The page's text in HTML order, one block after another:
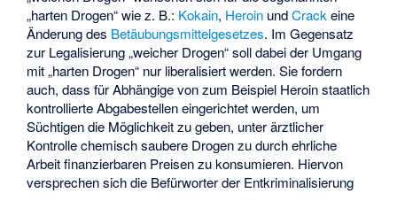
„harten Drogen“ wie z. B.: Kokain, Heroin undCrackeine
Änderung des Betäubungsmittelgesetzes. Im Gegensatz
zur Legalisierung „weicher Drogen“ soll dabei der Umgang
mit „harten Drogen“ nur liberalisiert werden. Sie fordern
auch, dass für Abhängige von zum Beispiel Heroin staatlich
kontrollierte Abgabestellen eingerichtet werden, um
Süchtigen die Möglichkeit zu geben, unter ärztlicher
Kontrolle chemisch saubere Drogen zu durch ehrliche
Arbeit finanzierbaren Preisen zu konsumieren. Hiervon
versprechen sich die Befürworter der Entkriminalisierung